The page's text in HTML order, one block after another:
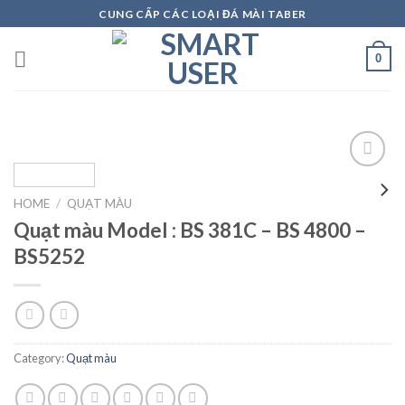
to
content
CUNG CẤP CÁC LOẠI ĐÁ MÀI TABER
0
wishlist
HOME / QUẠT MÀU
Quạt màu Model : BS 381C – BS 4800 –
BS5252
Category:Quạt màu